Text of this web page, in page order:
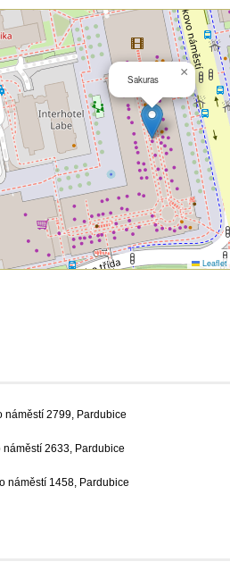
Sakuras ×
Leaflet
náměstí 2799, Pardubice
náměstí 2633, Pardubice
náměstí 1458, Pardubice